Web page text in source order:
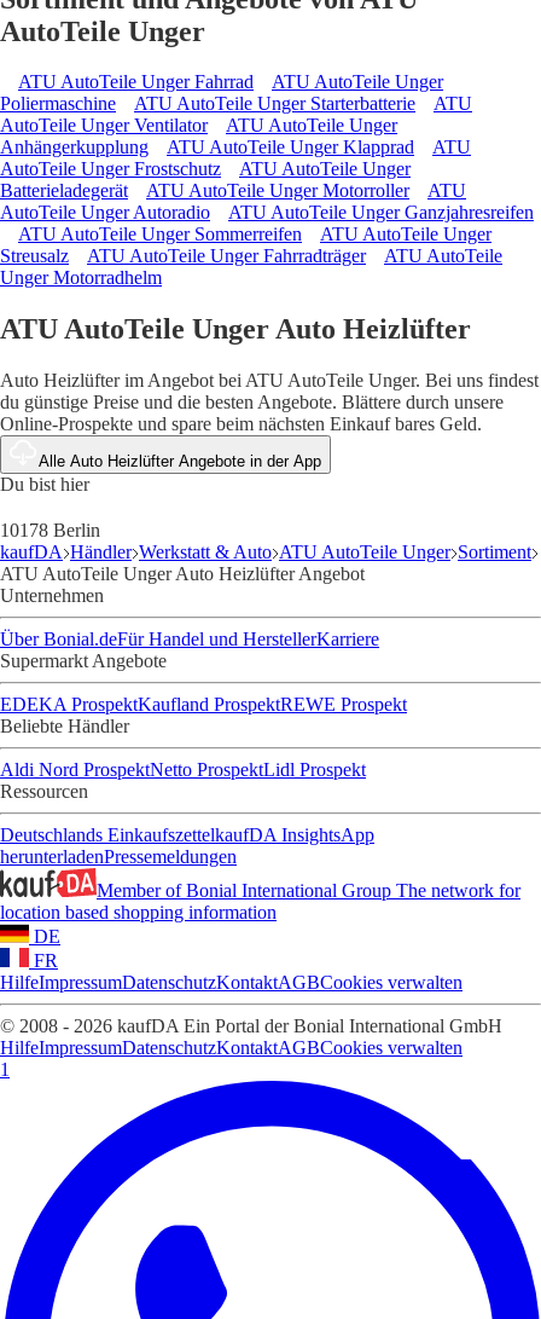
AutoTeile Unger
ATU AutoTeile Unger Fahrrad
ATU AutoTeile Unger
Poliermaschine
ATU AutoTeile Unger Starterbatterie
ATU
AutoTeile Unger Ventilator
ATU AutoTeile Unger
Anhängerkupplung
ATU AutoTeile Unger Klapprad
ATU
AutoTeile Unger Frostschutz
ATU AutoTeile Unger
Batterieladegerät
ATU AutoTeile Unger Motorroller
ATU
AutoTeile Unger Autoradio
ATU AutoTeile Unger Ganzjahresreifen
ATU AutoTeile Unger Sommerreifen
ATU AutoTeile Unger
Streusalz
ATU AutoTeile Unger Fahrradträger
ATU AutoTeile
Unger Motorradhelm
ATU AutoTeile Unger Auto Heizlüfter
Auto Heizlüfter im Angebot bei ATU AutoTeile Unger. Bei uns findest
du günstige Preise und die besten Angebote. Blättere durch unsere
Online-Prospekte und spare beim nächsten Einkauf bares Geld.
Alle Auto Heizlüfter Angebote in der App
Du bist hier
10178 Berlin
kaufDA Händler Werkstatt & Auto ATU AutoTeile Unger Sortiment
ATU AutoTeile Unger Auto Heizlüfter Angebot
Unternehmen
Über Bonial.deFür Handel und HerstellerKarriere
Supermarkt Angebote
EDEKA ProspektKaufland ProspektREWE Prospekt
Beliebte Händler
Aldi Nord ProspektNetto ProspektLidl Prospekt
Ressourcen
Deutschlands EinkaufszettelkaufDA InsightsApp
herunterladenPressemeldungen
Member of Bonial International Group The network for
location based shopping information
DE
FR
HilfeImpressumDatenschutzKontaktAGBCookies verwalten
© 2008 - 2026 kaufDA Ein Portal der Bonial International GmbH
HilfeImpressumDatenschutzKontaktAGBCookies verwalten
1